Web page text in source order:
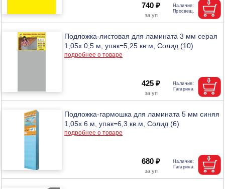
740 ₽
Подложка-листовая для ламината 3 мм серая
1,05х 0,5 м, упак=5,25 кв.м, Солид (10)
подробнее о товаре
425 ₽
Подложка-гармошка для ламината 5 мм синяя
1,05х 6 м, упак=6,3 кв.м, Солид (6)
подробнее о товаре
680 ₽